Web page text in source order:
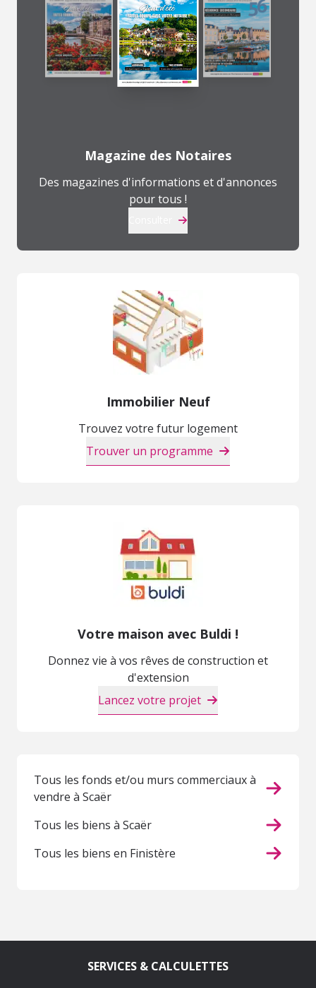
Magazine des Notaires
Des magazines d'informations et d'annonces
pour tous !
Immobilier Neuf
Trouvez votre futur logement
Trouver un programme
Votre maison avec Buldi !
Donnez vie à vos rêves de construction et
d'extension
Lancez votre projet
Tous les fonds et/ou murs commerciaux à
vendre à Scaër
Tous les biens à Scaër
Tous les biens en Finistère
SERVICES & CALCULETTES